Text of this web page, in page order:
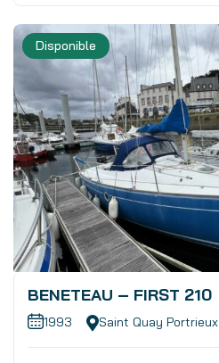
Disponible
BENETEAU – FIRST 210
1993 Saint Quay Portrieux